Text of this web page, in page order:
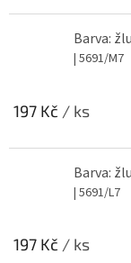
Barva:
| 5691/M7
197 Kč / ks
Barva:
| 5691/L7
197 Kč / ks